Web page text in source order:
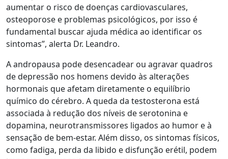
aumentar o risco de doenças cardiovasculares,
osteoporose e problemas psicológicos, por isso é
fundamental buscar ajuda médica ao identificar os
sintomas”, alerta Dr. Leandro.
A andropausa pode desencadear ou agravar quadros
de depressão nos homens devido às alterações
hormonais que afetam diretamente o equilíbrio
químico do cérebro. A queda da testosterona está
associada à redução dos níveis de serotonina e
dopamina, neurotransmissores ligados ao humor e à
sensação de bem-estar. Além disso, os sintomas físicos,
como fadiga, perda da libido e disfunção erétil, podem